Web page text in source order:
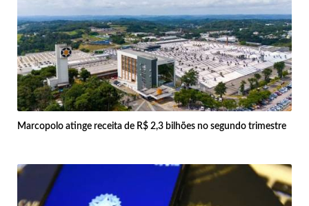
Marcopolo atinge receita de R$ 2,3 bilhões no segundo trimestre